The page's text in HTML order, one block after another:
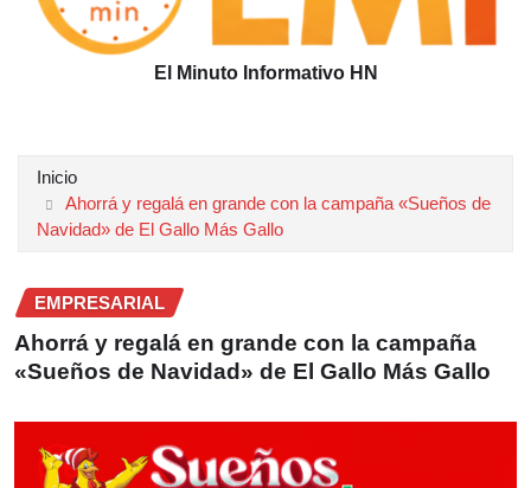
El Minuto Informativo HN
Inicio
Ahorrá y regalá en grande con la campaña «Sueños de
Navidad» de El Gallo Más Gallo
EMPRESARIAL
Ahorrá y regalá en grande con la campaña
«Sueños de Navidad» de El Gallo Más Gallo